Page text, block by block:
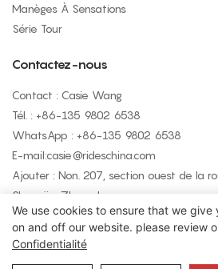
Manèges À Sensations
Série Tour
Contactez-nous
Contact : Casie Wang
Tél. : +86-135 9802 6538
WhatsApp : +86-135 9802 6538
E-mail:casie@rideschina.com
Ajouter : Non. 207, section ouest de la
Shangjie, Zhengzhou
Copyright © 2026 LMQ |
We use cookies to ensure that we
on and off our website. please review
Confidentialité